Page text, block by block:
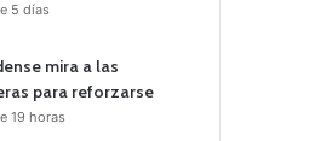
5 días
mira a las
para reforzarse
19 horas